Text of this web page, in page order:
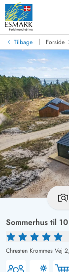
Tilbage | Forside
Sommerhus til
Chresten Krommes Vej 2,